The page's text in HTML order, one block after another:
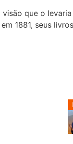
que o
1881, seus